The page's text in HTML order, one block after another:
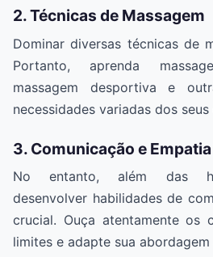
2. Técnicas de Massagem
Dominar diversas técnicas de
Portanto, aprenda
massagem desportiva e
necessidades variadas dos seus
3. Comunicação e Empatia
No entanto, além das
desenvolver habilidades de
crucial. Ouça atentamente os
limites e adapte sua